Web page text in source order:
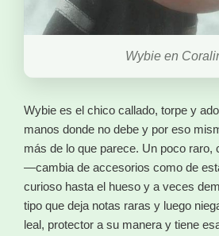
Wybie en
Wybie es el chico callado, torpe y
manos donde no debe y por eso
más de lo que parece. Un poco raro,
—cambia de accesorios como de
curioso hasta el hueso y a veces
tipo que deja notas raras y luego
leal, protector a su manera y tiene